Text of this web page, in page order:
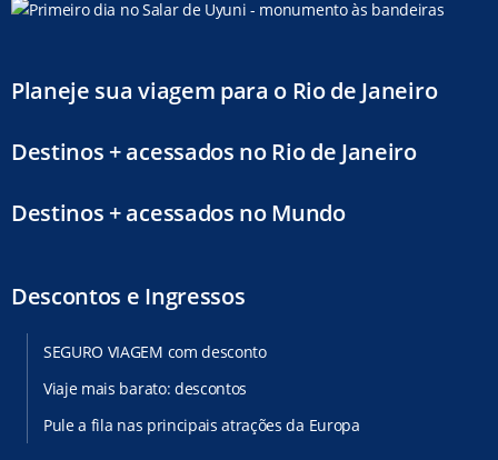
Planeje sua viagem para o Rio de Janeiro
Destinos + acessados no Rio de Janeiro
Destinos + acessados no Mundo
Descontos e Ingressos
SEGURO VIAGEM com desconto
Viaje mais barato: descontos
Pule a fila nas principais atrações da Europa